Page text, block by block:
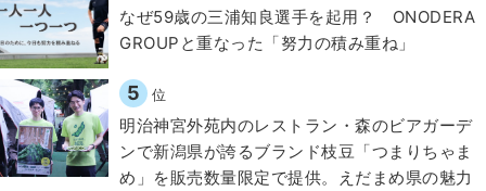
なぜ59歳の三浦知良選手を起用？ ONODERA
GROUPと重なった「努力の積み重ね」
5 位
明治神宮外苑内のレストラン・森のビアガーデ
ンで新潟県が誇るブランド枝豆「つまりちゃま
め」を販売数量限定で提供。えだまめ県の魅力